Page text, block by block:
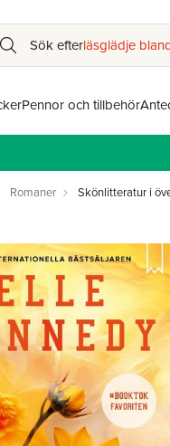
Sök efterläsglädje
Pennor och tillbehör
Romaner Skönlitteratur i